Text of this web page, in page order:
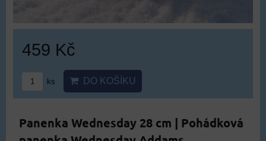
459 Kč
ks DO KOŠÍKU
Panenka Wednesday 28 cm | Pohádková